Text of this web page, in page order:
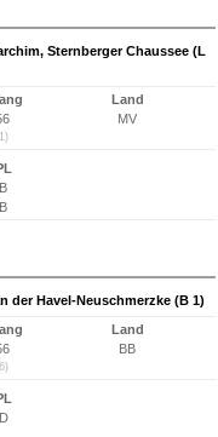
Sternberger Chaussee (L
Land
MV
der Havel-Neuschmerzke (B 1)
Land
BB